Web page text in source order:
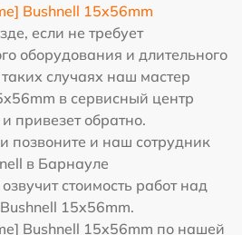
Bushnell 15x56mm
если не требует
оборудования и длительного
случаях наш мастер
в сервисный центр
привезет обратно.
позвоните и наш сотрудник
в Барнауле
стоимость работ над
15x56mm.
Bushnell 15x56mm по нашей